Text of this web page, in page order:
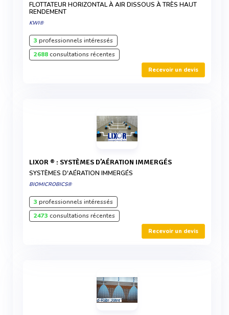
FLOTTATEUR HORIZONTAL À AIR DISSOUS À TRÈS HAUT
RENDEMENT
KWI®
3 professionnels intéressés
2688consultations récentes
Recevoir un devis
LIXOR ® : SYSTÈMES D’AÉRATION IMMERGÉS
SYSTÈMES D'AÉRATION IMMERGÉS
BIOMICROBICS®
3 professionnels intéressés
2473 consultations récentes
Recevoir un devis